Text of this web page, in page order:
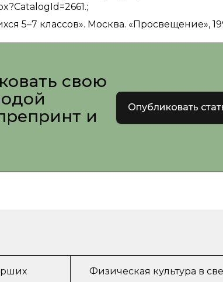
5–7 классов». Москва. «Просвещение»,
свою
и
Опубликовать
Физическая культура в